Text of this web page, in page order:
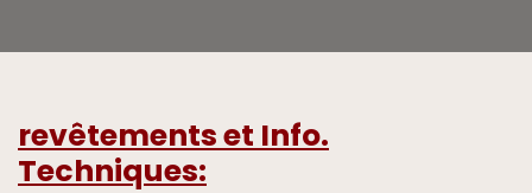
revêtements et Info.
Techniques: